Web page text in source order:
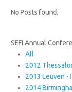
No Posts found.
SEFI Annual
All
2012
2013 Leuven -
2014